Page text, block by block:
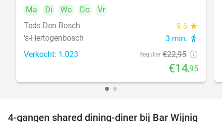
Ma
Di Wo Do
Vr
Teds Den Bosch
9.5 star
's-Hertogenbosch 3 min. directions_walk
Verkocht: 1.023 Regulier €22,95
€14,95
4-gangen shared dining-diner bij Bar Wijnig